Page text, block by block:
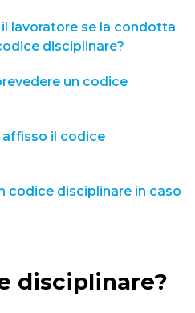
lavoratore se la condotta
disciplinare?
un codice
affisso il codice
codice disciplinare in caso
disciplinare?